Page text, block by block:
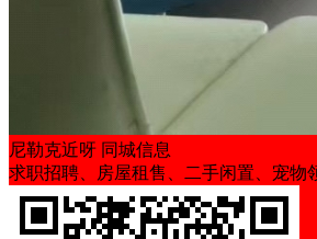
尼勒克近呀 同城信息
求职招聘、房屋租售、二手闲置、宠物